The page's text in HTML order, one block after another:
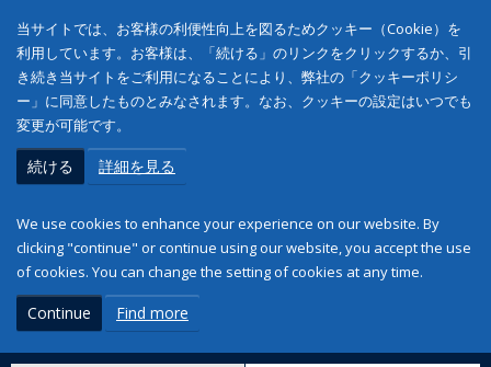
当サイトでは、お客様の利便性向上を図るためクッキー（Cookie）を
利用しています。お客様は、「続ける」のリンクをクリックするか、引
き続き当サイトをご利用になることにより、弊社の「クッキーポリシ
ー」に同意したものとみなされます。なお、クッキーの設定はいつでも
変更が可能です。
続ける 詳細を見る
We use cookies to enhance your experience on our website. By
clicking "continue" or continue using our website, you accept the use
of cookies. You can change the setting of cookies at any time.
Continue Find more